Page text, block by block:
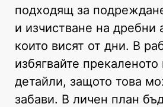
подходящ за
и изчистване на дребни
които висят от дни. В
избягвайте
детайли, защото това
забави. В личен план